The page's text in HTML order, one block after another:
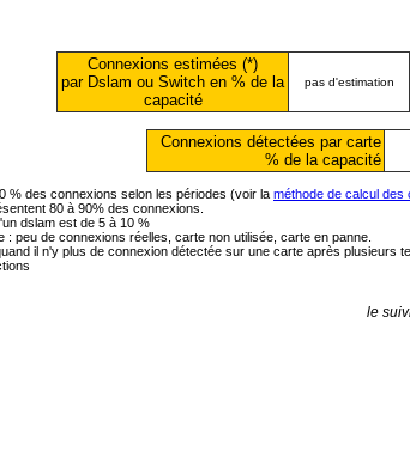
Connexions estimées (*)
par Dslam ou Switch en % de la
capacité
pas d'estimation
Connexions détectées par carte
% de la capacité
% des connexions selon les périodes (voir la méthode de calcul des
80 à 90% des connexions.
dslam est de 5 à 10 %
peu de connexions réelles, carte non utilisée, carte en panne.
il n'y plus de connexion détectée sur une carte après plusieurs
le